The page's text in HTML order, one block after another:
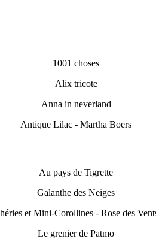
1001 choses
Alix tricote
Anna in neverland
Antique Lilac - Martha Boers
Au pays de Tigrette
Galanthe des Neiges
et Mini-Corollines - Rose des
Le grenier de Patmo